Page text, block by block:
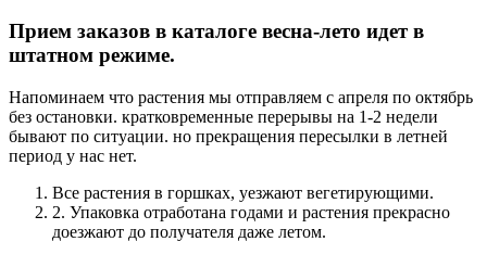
Прием заказов в каталоге весна-лето идет в
штатном режиме.
Напоминаем что растения мы отправляем с апреля по октябрь
без остановки. кратковременные перерывы на 1-2 недели
бывают по ситуации. но прекращения пересылки в летней
период у нас нет.
Все растения в горшках, уезжают вегетирующими.
2. Упаковка отработана годами и растения прекрасно
доезжают до получателя даже летом.